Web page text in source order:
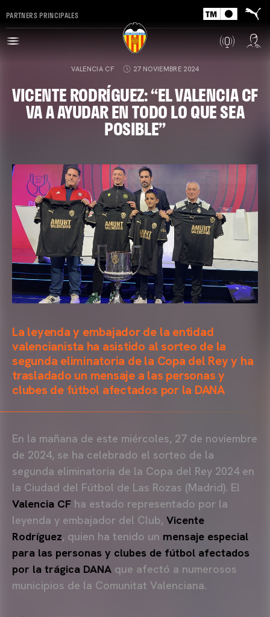
PARTNERS PRINCIPALES
VALENCIA CF 27 NOVIEMBRE 2024
VICENTE RODRÍGUEZ: “EL VALENCIA CF
VA A AYUDAR EN TODO LO QUE SEA
POSIBLE”
La leyenda y embajador de la entidad
valencianista ha asistido al sorteo de la
segunda eliminatoria de la Copa del Rey y ha
trasladado un mensaje a las personas y
clubes de fútbol afectados por la DANA
En la mañana de este miércoles, 27 de noviembre
de 2024, se ha celebrado el sorteo de la
segunda eliminatoria de la Copa del Rey 2024 en
la Ciudad del Fútbol de Las Rozas (Madrid). El
Valencia CF ha estado representado por la
leyenda y embajador del Club, Vicente
Rodríguez, quien ha tenido un mensaje especial
para las personas y clubes de fútbol afectados
por la trágica DANA que afectó a numerosos
municipios de la Comunitat Valenciana.